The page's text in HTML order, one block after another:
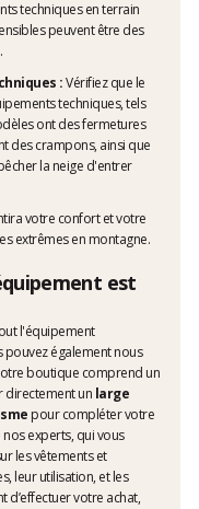
techniques en terrain
peuvent être des
:Vérifiez que le
techniques, tels
ont des fermetures
des crampons, ainsi que
la neige d'entrer
votre confort et votre
extrêmes en montagne.
est
l'équipement
également nous
boutique comprend un
directement un large
pour compléter votre
experts, qui vous
les vêtements et
leur utilisation, et les
votre achat,